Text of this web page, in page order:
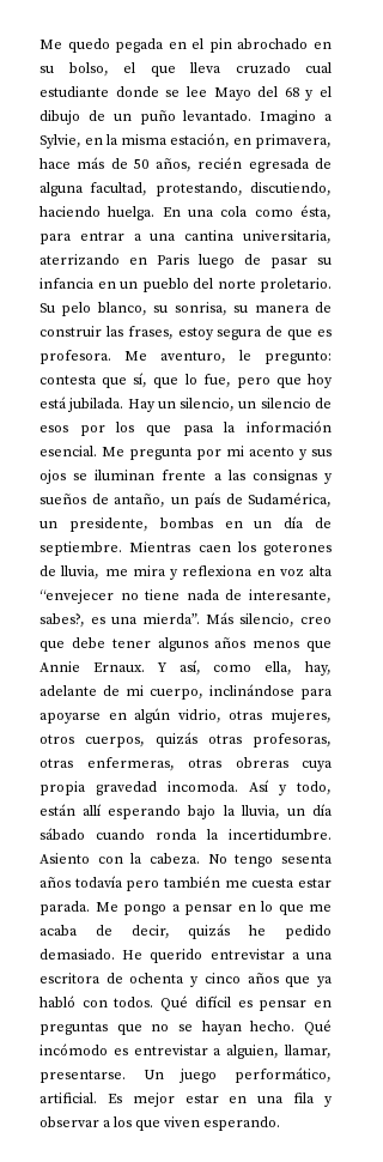
Me quedo pegada en el pin abrochado en
su bolso, el que lleva cruzado cual
estudiante donde se lee Mayo del 68 y el
dibujo de un puño levantado. Imagino a
Sylvie, en la misma estación, en primavera,
hace más de 50 años, recién egresada de
alguna facultad, protestando, discutiendo,
haciendo huelga. En una cola como ésta,
para entrar a una cantina universitaria,
aterrizando en Paris luego de pasar su
infancia en un pueblo del norte proletario.
Su pelo blanco, su sonrisa, su manera de
construir las frases, estoy segura de que es
profesora. Me aventuro, le pregunto:
contesta que sí, que lo fue, pero que hoy
está jubilada. Hay un silencio, un silencio de
esos por los que pasa la información
esencial. Me pregunta por mi acento y sus
ojos se iluminan frente a las consignas y
sueños de antaño, un país de Sudamérica,
un presidente, bombas en un día de
septiembre. Mientras caen los goterones
de lluvia, me mira y reflexiona en voz alta
“envejecer no tiene nada de interesante,
sabes?, es una mierda”. Más silencio, creo
que debe tener algunos años menos que
Annie Ernaux. Y así, como ella, hay,
adelante de mi cuerpo, inclinándose para
apoyarse en algún vidrio, otras mujeres,
otros cuerpos, quizás otras profesoras,
otras enfermeras, otras obreras cuya
propia gravedad incomoda. Así y todo,
están allí esperando bajo la lluvia, un día
sábado cuando ronda la incertidumbre.
Asiento con la cabeza. No tengo sesenta
años todavía pero también me cuesta estar
parada. Me pongo a pensar en lo que me
acaba de decir, quizás he pedido
demasiado. He querido entrevistar a una
escritora de ochenta y cinco años que ya
habló con todos. Qué difícil es pensar en
preguntas que no se hayan hecho. Qué
incómodo es entrevistar a alguien, llamar,
presentarse. Un juego performático,
artificial. Es mejor estar en una fila y
observar a los que viven esperando.